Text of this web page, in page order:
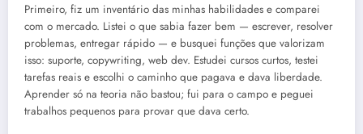
Primeiro, fiz um inventário das minhas habilidades e comparei
com o mercado. Listei o que sabia fazer bem — escrever, resolver
problemas, entregar rápido — e busquei funções que valorizam
isso: suporte, copywriting, web dev. Estudei cursos curtos, testei
tarefas reais e escolhi o caminho que pagava e dava liberdade.
Aprender só na teoria não bastou; fui para o campo e peguei
trabalhos pequenos para provar que dava certo.